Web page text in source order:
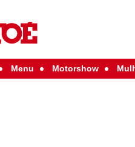
Menu Motorshow